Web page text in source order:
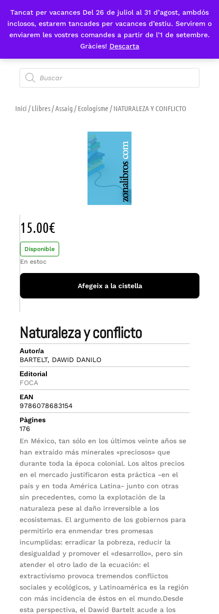
Tancat per vacances Del 26 de juliol al 31 d’agost, ambdós
inclosos, estarem tancades per vacances d’estiu. Servirem o
enviarem les vostres comandes a partir de l’1 de setembre.
Gràcies! Descarta
Fes-te'n sòcia
Inici /Llibres/Assaig /Ecologisme / NATURALEZA Y CONFLICTO
naturaleza y conflicto
Autor/a
BARTELT, DAWID DANILO
Editorial
FOCA
EAN
9786078683154
Pàgines
176
En México, tan sólo en los últimos veinte años se
han extraído más minerales «preciosos» que
durante toda la época colonial. Los altos precios
en el mercado justificaron esta práctica -en el
país y en toda América Latina- junto con otras
sin precedentes, como la explotación de la
naturaleza pese al daño irreversible a los
ecosistemas. El argumento de los gobiernos para
permitirlo era enmendar tres promesas
incumplidas: erradicar la pobreza, reducir la
desigualdad y promover el «desarrollo», pero sin
atender el otro lado de la ecuación: el
extractivismo provoca tremendos conflictos
sociales y ecológicos, y Latinoamérica es la región
con más incidencia de éstos en el mundo.Desde
esta perspectiva, el Dawid Bartelt acude a los
15.00€
Disponible
En estoc
Afegeix a la cistella